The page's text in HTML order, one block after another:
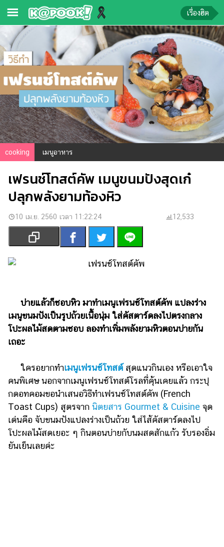
ข่าว-
ความ
รู้
ข่าว
ข่าว
บันเทิง
ตรวจ
หวย
ผล
บอล
สด
การ
เงิน
การ
รูปภาพ
ดู
หนัง
Station
ละคร
บันเทิง
เกาหลี
ไลฟ์
ไตล์
เรื่องฮิต
cooking เมนูอาหาร
เฟรนช์โทสต์คัพ เมนูขนมปังสุดเก๋
ปลุกพลังยามท้องหิว
10 เม.ย. 2560 เวลา 11:22:24 12,533
บ่ายแล้วก็ชอบหิว มาทำเมนูเฟรนช์โทสต์คัพ แปลงร่าง
เมนูขนมปังเป็นรูปถ้วยเนื้อนุ่ม ใส่คัสตาร์ดลงไปตรงกลาง
โปะผลไม้สดตามชอบ ลองทำเพิ่มพลังยามหิวตอนบ่ายกัน
เถอะ
ใครอยากทำเมนูเฟรนช์โทสต์ สุดแนวกินเอง หรือเอาใจ
คนพิเศษ นอกจากเมนูเฟรนช์โทสต์โรลที่คุ้นเคยแล้ว กระปุ
กดอทคอมขอนำเสนอวิธีทำเฟรนช์โทสต์คัพ (French
Toast Cups) สูตรจาก นิตยสาร Gourmet & Cuisine จุด
เด่นคือ จับขนมปังแปลงร่างเป็นถ้วย ใส่ไส้คัสตาร์ดลงไป
โปะผลไม้สดเยอะ ๆ กินตอนบ่ายกับนมสดสักแก้ว รับรองอิ่ม
ยันเย็นเลยค่ะ